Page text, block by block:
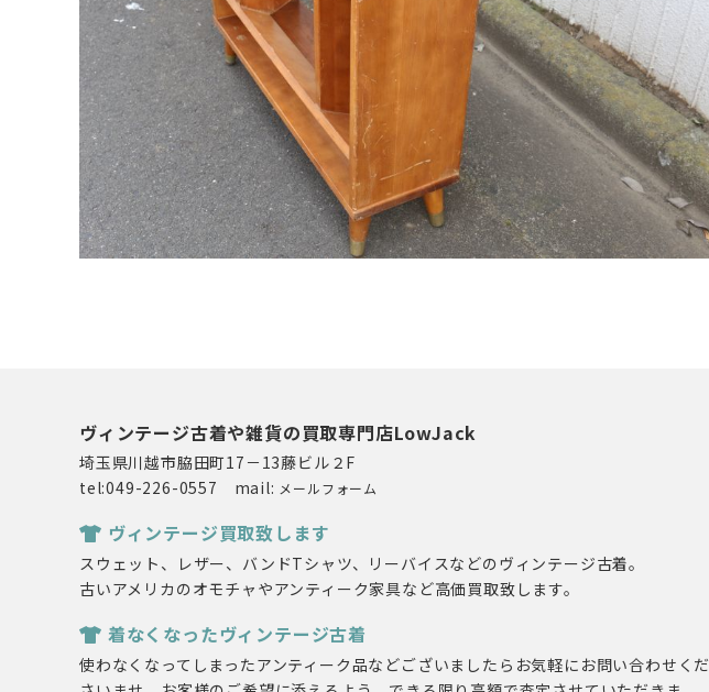
ヴィンテージ古着や雑貨の買取専門店LowJack
埼玉県川越市脇田町17－13藤ビル２F
tel:049-226-0557 mail: メールフォーム
ヴィンテージ買取致します
スウェット、レザー、バンドTシャツ、リーバイスなどのヴィンテージ古着。
古いアメリカのオモチャやアンティーク家具など高価買取致します。
着なくなったヴィンテージ古着
使わなくなってしまったアンティーク品などございましたらお気軽にお問い合わせくだ